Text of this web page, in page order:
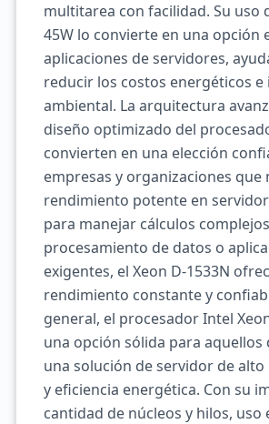
multitarea con facilidad. Su uso
45W lo convierte en una opción
aplicaciones de servidores,
reducir los costos energéticos e
ambiental. La arquitectura
diseño optimizado del
convierten en una elección
empresas y organizaciones que
rendimiento potente en
para manejar cálculos
procesamiento de datos o
exigentes, el Xeon D-1533N
rendimiento constante y
general, el procesador Intel
una opción sólida para aquellos
una solución de servidor de
y eficiencia energética. Con su
cantidad de núcleos y hilos, uso